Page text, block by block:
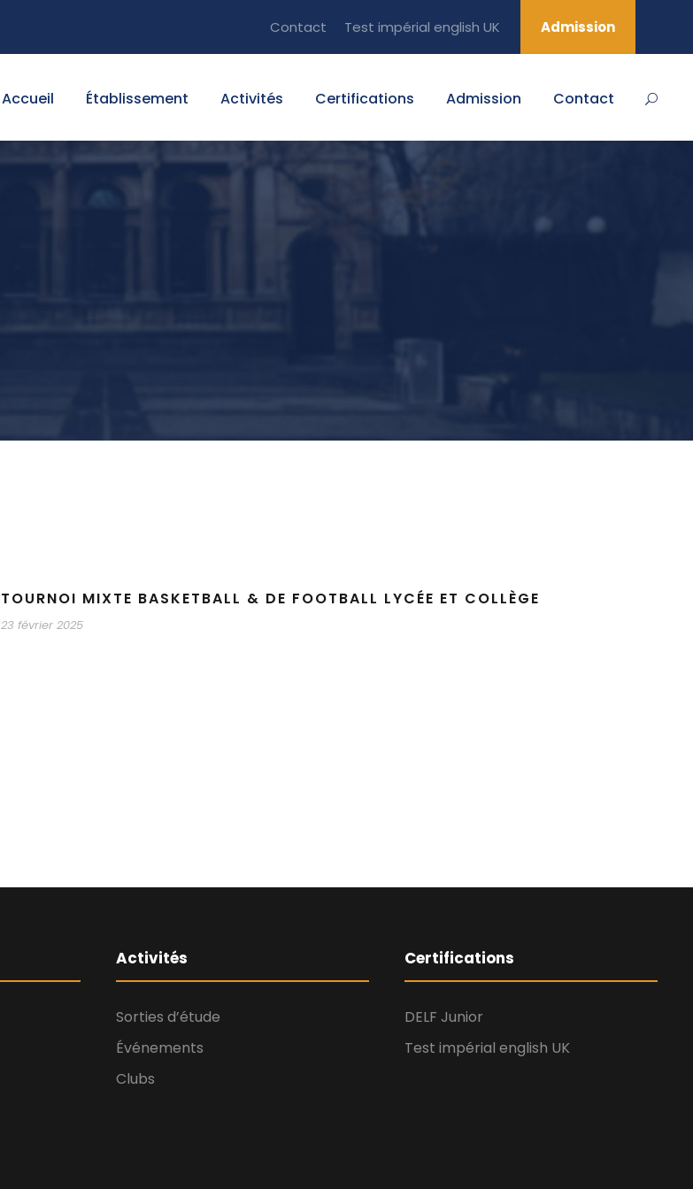
Contact Test impérial english UK Admission
Accueil Établissement Activités Certifications Admission Contact
TOURNOI MIXTE BASKETBALL & DE FOOTBALL LYCÉE ET COLLÈGE
23 février 2025
Activités
Sorties d’étude
Événements
Clubs
Certifications
DELF Junior
Test impérial english UK